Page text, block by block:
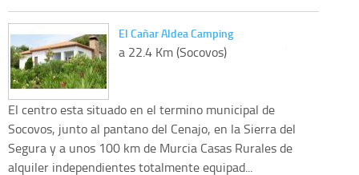
El Cañar Aldea Camping
a 22.4 Km (Socovos)
El centro esta situado en el termino municipal de
Socovos, junto al pantano del Cenajo, en la Sierra del
Segura y a unos 100 km de Murcia Casas Rurales de
alquiler independientes totalmente equipad...